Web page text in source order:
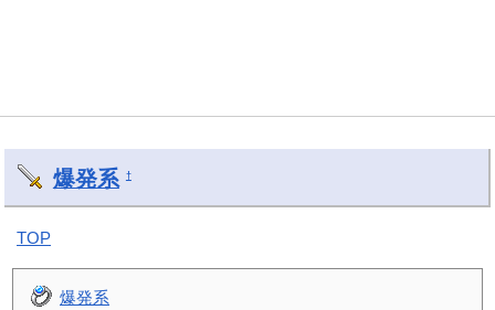
爆発系 †
TOP
爆発系